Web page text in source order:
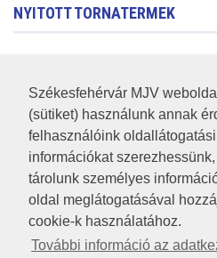
Székesfehérvár MJV
(sütiket) használunk annak
felhasználóink
információkat
tárolunk személyes
oldal meglátogatásával
cookie-k használatához.
További információ az
NYITOTT TORNATERMEK
RSS
A HONLAP 2017.03.31-I ÁLLAPOTA
JOGI NYILATKOZAT
IMPRESSZUM